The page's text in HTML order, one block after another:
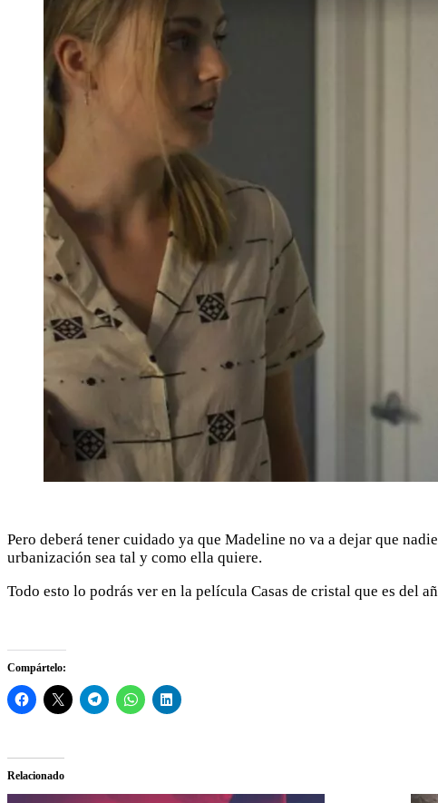
Pero deberá tener cuidado ya que Madeline no va a dejar que
urbanización sea tal y como ella quiere.
Todo esto lo podrás ver en la película Casas de cristal que es del
Compártelo:
Relacionado